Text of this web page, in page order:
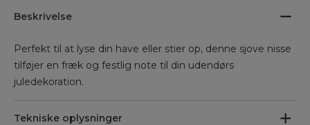
Beskrivelse
Perfekt til at lyse din have eller stier op, denne sjove nisse
tilføjer en fræk og festlig note til din udendørs
juledekoration.
Tekniske oplysninger